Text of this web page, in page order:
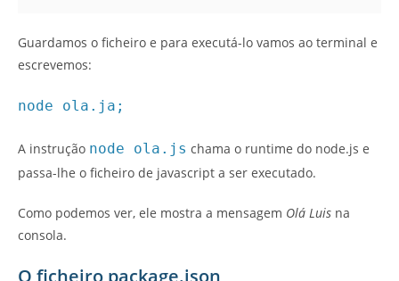
Guardamos o ficheiro e para executá-lo vamos ao terminal e
escrevemos:
node ola.ja;
A instrução node ola.js chama o runtime do node.js e
passa-lhe o ficheiro de javascript a ser executado.
Como podemos ver, ele mostra a mensagem Olá Luis na
consola.
O ficheiro package.json